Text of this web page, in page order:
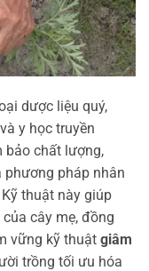
dược liệu quý,
y học truyền
bảo chất lượng,
phương pháp nhân
thuật này giúp
cây mẹ, đồng
vững kỹ thuật giâm
trồng tối ưu hóa